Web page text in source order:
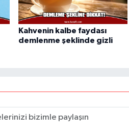
Kahvenin kalbe faydası
demlenme şeklinde gizli